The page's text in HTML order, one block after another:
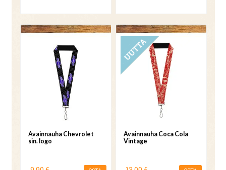
Avainnauha Chevrolet
sin. logo
UUTUUS
Avainnauha Coca Cola
Vintage